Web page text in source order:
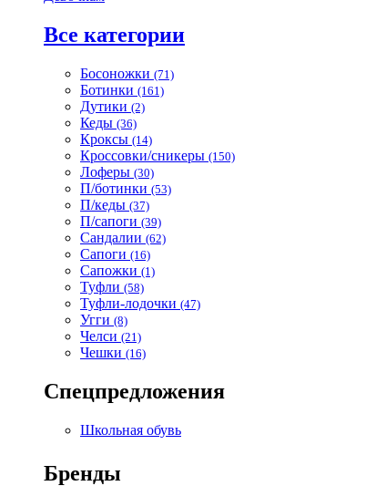
Все категории
Босоножки (71)
Ботинки (161)
Дутики (2)
Кеды (36)
Кроксы (14)
Кроссовки/сникеры (150)
Лоферы (30)
П/ботинки (53)
П/кеды (37)
П/сапоги (39)
Сандалии (62)
Сапоги (16)
Сапожки (1)
Туфли (58)
Туфли-лодочки (47)
Угги (8)
Челси (21)
Чешки (16)
Спецпредложения
Школьная обувь
Бренды